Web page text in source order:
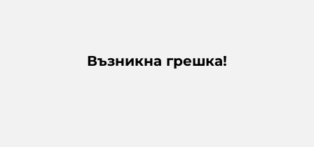
Възникна грешка!